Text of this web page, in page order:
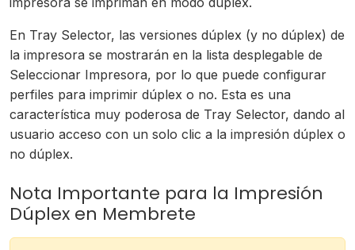
En Tray Selector, las versiones dúplex (y no dúplex) de
la impresora se mostrarán en la lista desplegable de
Seleccionar Impresora, por lo que puede configurar
perfiles para imprimir dúplex o no. Esta es una
característica muy poderosa de Tray Selector, dando al
usuario acceso con un solo clic a la impresión dúplex o
no dúplex.
Nota Importante para la Impresión
Dúplex en Membrete